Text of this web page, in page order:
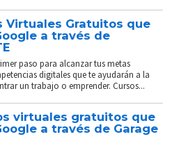
Virtuales Gratuitos que
a través de
paso para alcanzar tus metas
digitales que te ayudarán a la
un trabajo o emprender. Cursos...
virtuales gratuitos que
a través de Garage